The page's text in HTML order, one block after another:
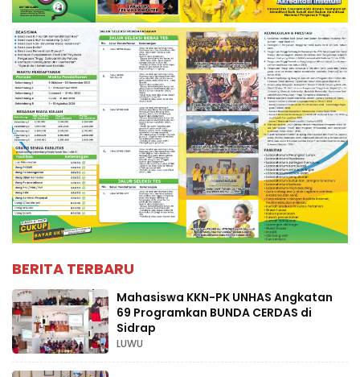
BERITA TERBARU
Mahasiswa KKN-PK UNHAS Angkatan
69 Programkan BUNDA CERDAS di
Sidrap
LUWU